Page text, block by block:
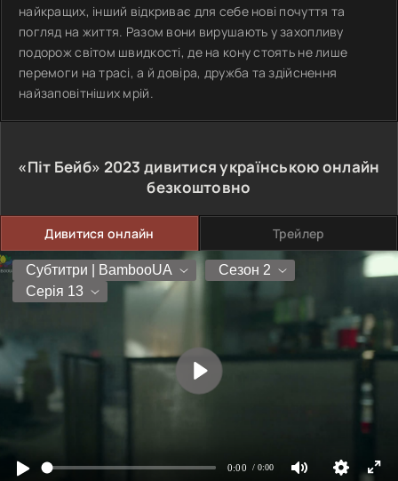
найкращих, інший відкриває для себе нові почуття та
погляд на життя. Разом вони вирушають у захопливу
подорож світом швидкості, де на кону стоять не лише
перемоги на трасі, а й довіра, дружба та здійснення
найзаповітніших мрій.
«Піт Бейб» 2023 дивитися українською онлайн
безкоштовно
Дивитися онлайн Трейлер